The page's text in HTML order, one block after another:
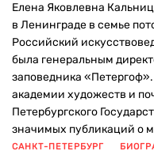
Елена Яковлевна
в Ленинграде в семье
Российский
была генеральным
заповедника
академии художеств и
Петербургского
значимых публикаций о
САНКТ-ПЕТЕРБУРГ